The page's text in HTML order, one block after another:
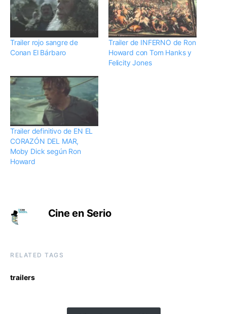
Trailer rojo sangre de
Conan El Bárbaro
Trailer de INFERNO de Ron
Howard con Tom Hanks y
Felicity Jones
Trailer definitivo de EN EL
CORAZÓN DEL MAR,
Moby Dick según Ron
Howard
Cine en Serio
RELATED TAGS
trailers